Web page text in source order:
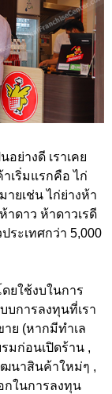
อย่างดี เราเคย
เริ่มแรกคือ ไก่
ยเช่น ไก่ย่างห้า
ดาว ห้าดาวเรดี
ระเทศกว่า 5,000
ยใช้งบในการ
บการลงทุนที่เรา
ย (หากมีทำเล
มก่อนเปิดร้าน ,
ฒนาสินค้าใหม่ๆ ,
กในการลงทุน